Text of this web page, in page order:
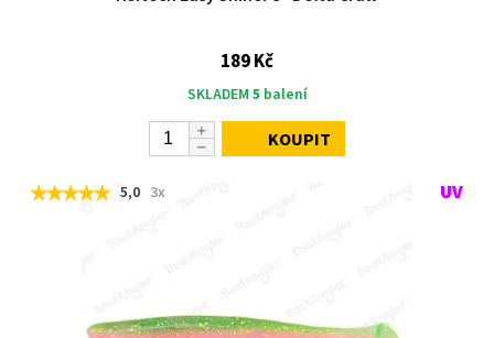
189 Kč
SKLADEM 5 balení
KOUPIT
5,0 3x